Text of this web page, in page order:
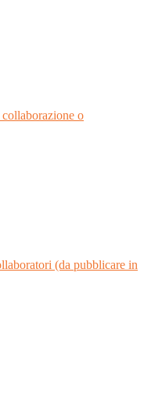
o
(da pubblicare in